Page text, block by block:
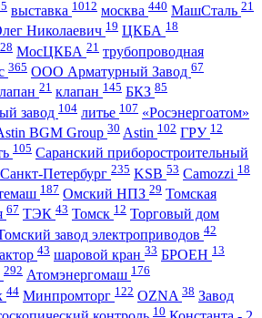
выставка 1012 москва 440 МашСталь 21
Николаевич 19 ЦКБА 18
28 МосЦКБА 21 трубопроводная
365 ООО Арматурный Завод 67
21 клапан 145 БКЗ 85
завод 104 литье 107 «Росэнергоатом»
BGM Group 30 Astin 102 ГРУ 12
105 Саранский приборостроительный
Санкт-Петербург 235 KSB 53 Camozzi 18
187 Омский НПЗ 29 Томская
67 ТЭК 43 Томск 12 Торговый дом
завод электроприводов 42
43 шаровой кран 33 БРОЕН 13
292 Атомэнергомаш 176
44 Минпромторг 122 OZNA 38 Завод
10